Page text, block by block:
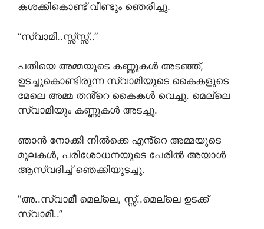
കശക്കികൊണ്ട് വീണ്ടും ഞെരിച്ചു.
“സ്വാമീ..സ്സ്സ്സ്..”
പതിയെ അമ്മയുടെ കണ്ണുകൾ അടഞ്ഞ്,
ഉടച്ചുകൊണ്ടിരുന്ന സ്വാമിയുടെ കൈകളുടെ
മേലെ അമ്മ തൻ്റെ കൈകൾ വെച്ചു. മെല്ലെ
സ്വാമിയും കണ്ണുകൾ അടച്ചു.
ഞാൻ നോക്കി നിൽക്കെ എൻ്റെ അമ്മയുടെ
മുലകൾ, പരിശോധനയുടെ പേരിൽ അയാൾ
ആസ്വദിച്ച് ഞെക്കിയുടച്ചു.
“അ..സ്വാമീ മെല്ലെ, സ്സ്..മെല്ലെ ഉടക്ക്
സ്വാമീ..”